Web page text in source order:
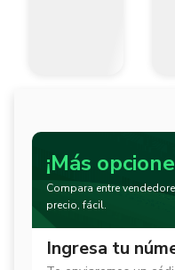
¡Más
Compara entre
precio, fácil.
Ingresa tu